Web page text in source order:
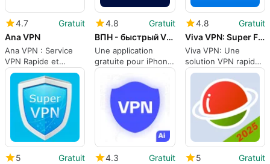
4.7
Gratuit
Ana VPN
Ana VPN : Service
VPN Rapide et
Sécurisé
4.8
Gratuit
ВПН - быстрый VPN 360 No Limit
Une application
gratuite pour iPhone,
par Da Bomb LLC.
4.8
Gratuit
Viva VPN: Super Fast VPN Proxy
Viva VPN: Une
solution VPN rapide
et gratuite
5
Gratuit
4.3
Gratuit
5
Gratuit